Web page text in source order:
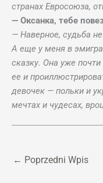
странах Евросоюза,
— Оксанка, тебе
— Наверное, судьба
А еще у меня в
сказку. Она уже
ее и
девочек — польки и
мечтах и чудесах,
← Poprzedni Wpis